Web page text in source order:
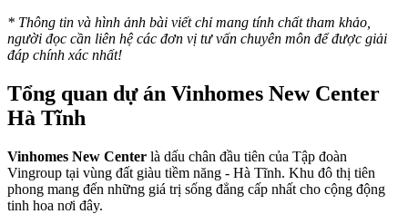
* Thông tin và hình ảnh bài viết chỉ mang tính chất tham khảo,
người đọc cần liên hệ các đơn vị tư vấn chuyên môn để được giải
đáp chính xác nhất!
Tổng quan dự án Vinhomes New Center
Hà Tĩnh
Vinhomes New Center là dấu chân đầu tiên của Tập đoàn
Vingroup tại vùng đất giàu tiềm năng - Hà Tĩnh. Khu đô thị tiên
phong mang đến những giá trị sống đẳng cấp nhất cho cộng động
tinh hoa nơi đây.